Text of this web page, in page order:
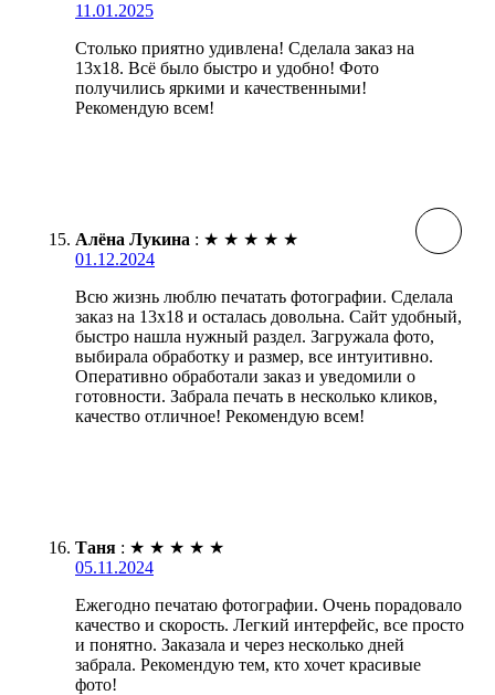
11.01.2025
Столько приятно удивлена! Сделала заказ на
13х18. Всё было быстро и удобно! Фото
получились яркими и качественными!
Рекомендую всем!
Алёна Лукина : ★ ★ ★ ★ ★
01.12.2024
Всю жизнь люблю печатать фотографии. Сделала
заказ на 13х18 и осталась довольна. Сайт удобный,
быстро нашла нужный раздел. Загружала фото,
выбирала обработку и размер, все интуитивно.
Оперативно обработали заказ и уведомили о
готовности. Забрала печать в несколько кликов,
качество отличное! Рекомендую всем!
Таня : ★ ★ ★ ★ ★
05.11.2024
Ежегодно печатаю фотографии. Очень порадовало
качество и скорость. Легкий интерфейс, все просто
и понятно. Заказала и через несколько дней
забрала. Рекомендую тем, кто хочет красивые
фото!